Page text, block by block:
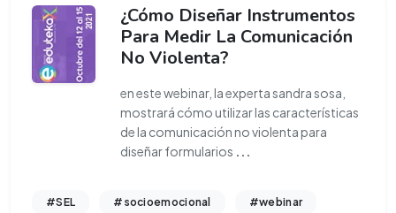
¿Cómo Diseñar Instrumentos
Para Medir La Comunicación
No Violenta?
en este webinar, la experta sandra sosa,
mostrará cómo utilizar las características
de la comunicación no violenta para
diseñar formularios
#SEL #socioemocional #webinar